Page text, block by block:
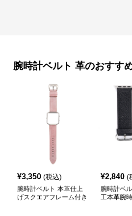
腕時計ベルト 革のおすす
¥3,350 (税込)
腕時計ベルト 本革仕上
げスクエアフレーム付き
¥2,840 (
腕時計ベ
工本革腕